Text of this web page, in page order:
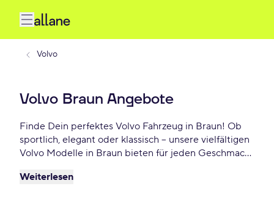
Volvo
Volvo Braun Angebote
Finde Dein perfektes Volvo Fahrzeug in Braun! Ob
sportlich, elegant oder klassisch – unsere vielfältigen
Volvo Modelle in Braun bieten für jeden Geschmack
von flexiblen Leasing- oder Finanzierungsoptionen.
Weiterlesen